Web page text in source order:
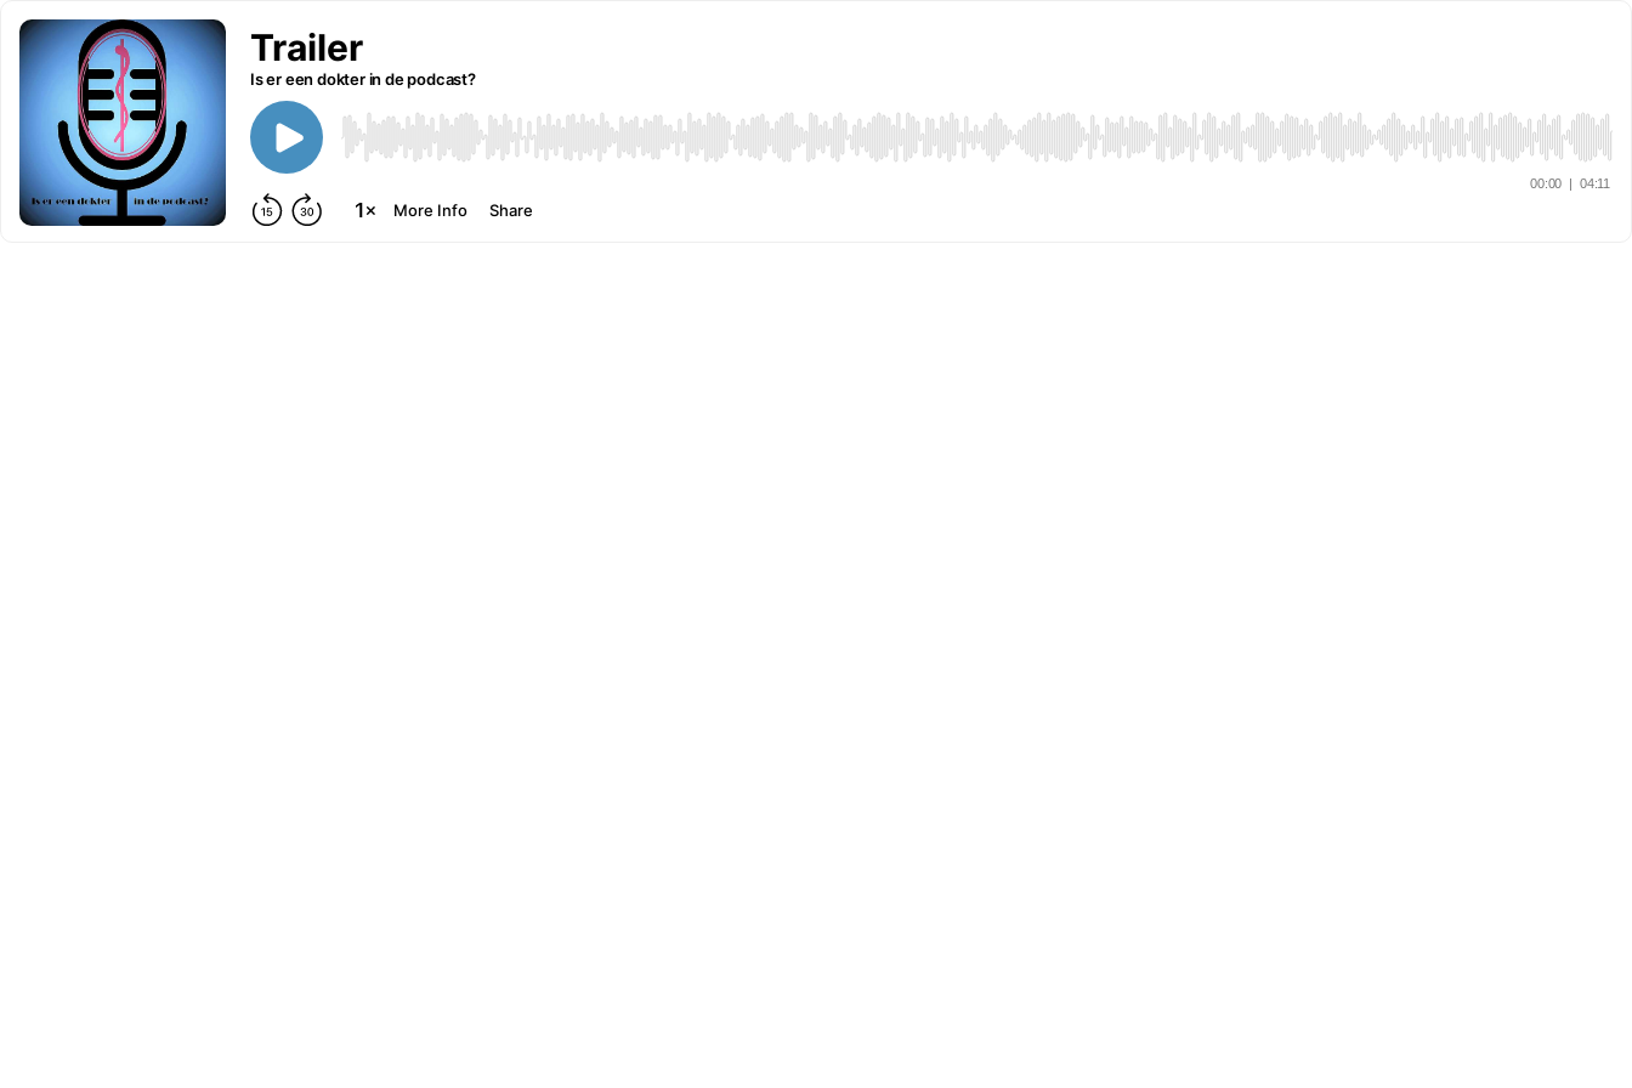
Trailer
Is er een dokter in de podcast?
00:00 | 04:11
More Info Share